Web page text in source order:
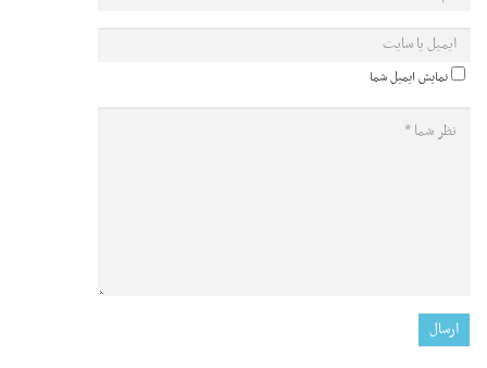
نمایش ایمیل شما